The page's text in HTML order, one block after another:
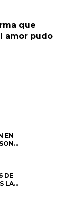
que
amor pudo
EN
DE
LA